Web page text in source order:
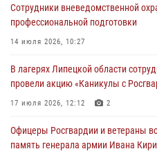
Росгвардейцы обеспечили
Толстовского района
03 августа 2026, 13:41
Росгвардия противодействует
(видео)
03 августа 2026, 13:39
Росгвардия обеспечила охрану
фестивалей в Липецке
Сотрудники вневедомственной
профессиональной подготовки
14 июля 2026, 10:27
В лагерях Липецкой области
провели акцию «Каникулы с
17 июля 2026, 12:12 2
Офицеры Росгвардии и ветераны
память генерала армии Ивана